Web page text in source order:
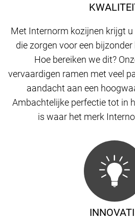
Met Internorm kozijnen krijgt
die zorgen voor een
Hoe bereiken we dit?
vervaardigen ramen met veel
aandacht aan een
Ambachtelijke perfectie tot in
is waar het merk